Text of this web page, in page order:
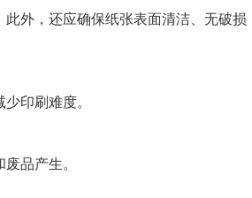
外，还应确保纸张表面清洁、无破损
印刷难度。
品产生。